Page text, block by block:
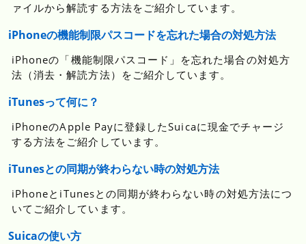
ァイルから解読する方法をご紹介しています。
iPhoneの機能制限パスコードを忘れた場合の対処方法
iPhoneの「機能制限パスコード」を忘れた場合の対処方
法（消去・解読方法）をご紹介しています。
iTunesって何に？
iPhoneのApple Payに登録したSuicaに現金でチャージ
する方法をご紹介しています。
iTunesとの同期が終わらない時の対処方法
iPhoneとiTunesとの同期が終わらない時の対処方法につ
いてご紹介しています。
Suicaの使い方